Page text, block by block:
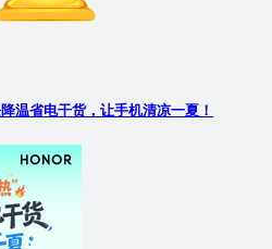
温省电干货，让手机清凉一夏！